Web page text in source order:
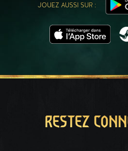
JOUEZ AUSSI SUR :
RESTEZ